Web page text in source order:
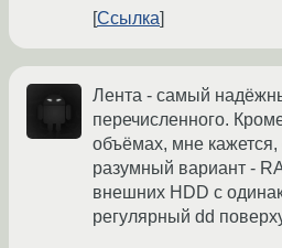
Ссылка
Лента - самый
перечисленного.
объёмах, мне
разумный вариант -
внешних HDD с
регулярный dd